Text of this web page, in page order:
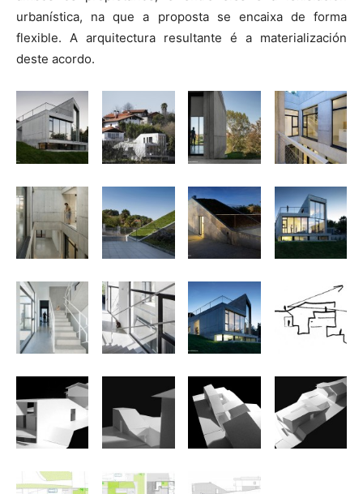
urbanística, na que a proposta se encaixa de forma
flexible. A arquitectura resultante é a materialización
deste acordo.